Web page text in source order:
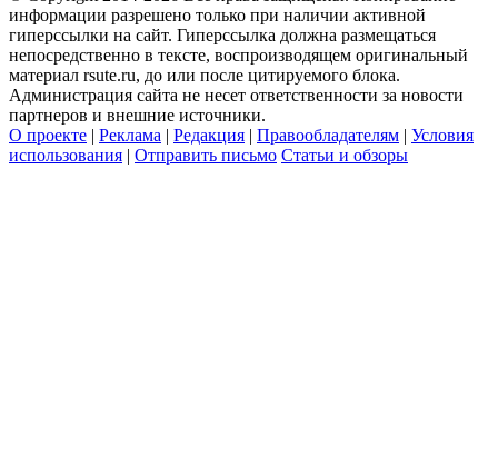
информации разрешено только при наличии активной
гиперссылки на сайт. Гиперссылка должна размещаться
непосредственно в тексте, воспроизводящем оригинальный
материал rsute.ru, до или после цитируемого блока.
Администрация сайта не несет ответственности за новости
партнеров и внешние источники.
О проекте | Реклама | Редакция | Правообладателям | Условия
использования | Отправить письмо Статьи и обзоры